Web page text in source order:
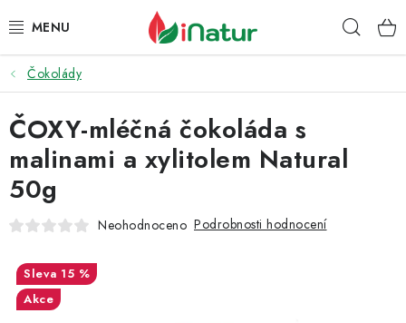
na
POTRAVINY
OŘECHY A SUŠENÉ PLODY
SNACKY
NÁPOJE
EKO DROGERIE A KOSMETIKA
VITAMÍNY
Čokolády
ČOXY-mléčná čokoláda s
malinami a xylitolem Natural
50g
Neohodnoceno Podrobnosti hodnocení
15 %
Akce